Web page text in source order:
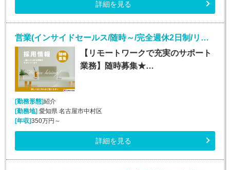
詳細を見る
営業(インサイドセールス/随時～/完全週休2日制/リモート)
【リモートワークで充実のサポート
業務】随時募集★…
[勤務形態]紹介
[勤務地] 愛知県 名古屋市中村区
[年収]350万円～
詳細を見る